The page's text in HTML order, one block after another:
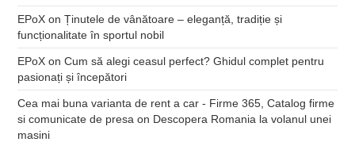
EPoX onȚinutele de vânătoare – eleganță, tradiție și
funcționalitate în sportul nobil
EPoX onCum să alegi ceasul perfect? Ghidul complet pentru
pasionați și începători
Cea mai buna varianta de rent a car - Firme 365, Catalog firme
si comunicate de presa on Descopera Romania la volanul unei
masini